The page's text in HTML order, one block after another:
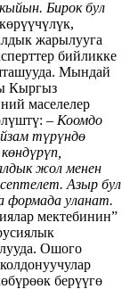
Бирок бул
жарылууга
бийликке
Мындай
Кыргыз
маселелер
– Коомдо
түрүндө
жол менен
Азыр бул
формада уланат.
мектебинин”
Ошого
берүүгө